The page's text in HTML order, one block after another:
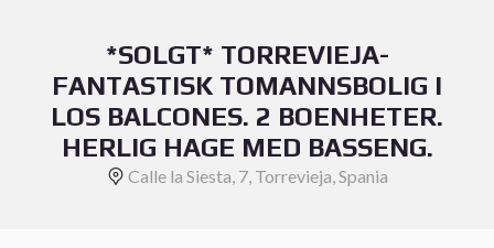
*SOLGT* TORREVIEJA-
FANTASTISK TOMANNSBOLIG I
LOS BALCONES. 2 BOENHETER.
HERLIG HAGE MED BASSENG.
Calle la Siesta, 7, Torrevieja, Spania